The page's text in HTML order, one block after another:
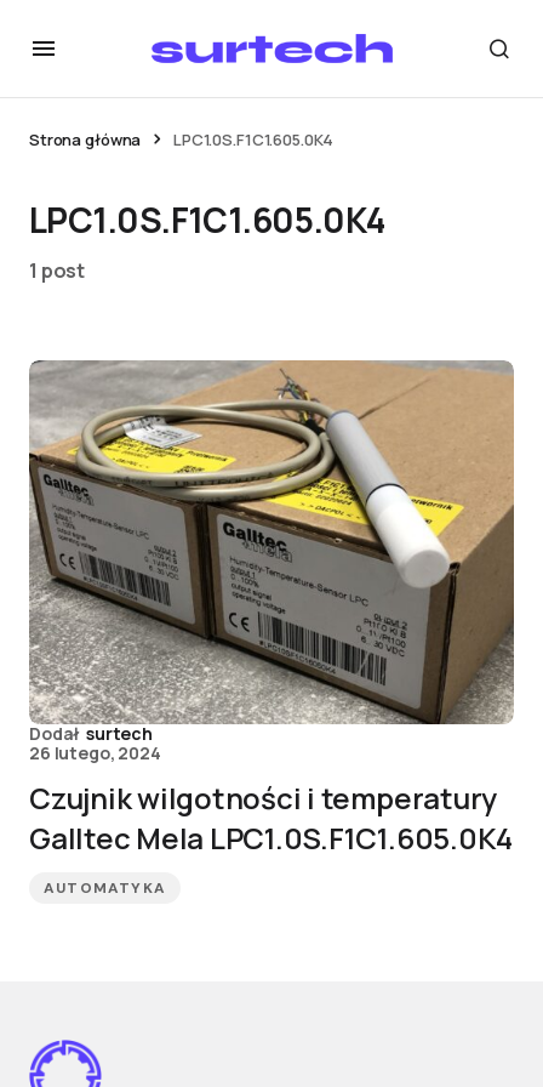
Strona główna LPC1.0S.F1C1.605.0K4
LPC1.0S.F1C1.605.0K4
1 post
Dodał surtech
26 lutego, 2024
Czujnik wilgotności i temperatury
Galltec Mela LPC1.0S.F1C1.605.0K4
AUTOMATYKA